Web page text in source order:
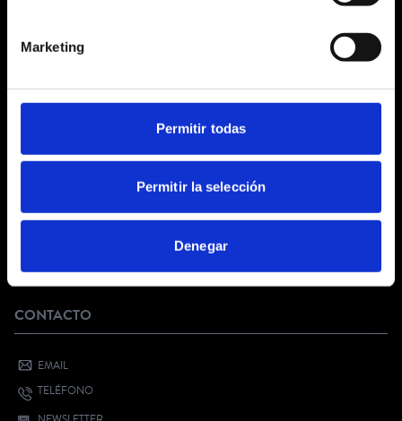
Marketing
Permitir todas
Permitir la selección
Denegar
CONDICIONES GENERALES
AVISO LEGAL
PRIVACIDAD EN RRSS
SERVICIO AL CLIENTE
FAQ
¿QUIERES VENDER CON NOSOTROS?
BONO CULTURAL JOVEN
CONTACTO
EMAIL
TELÉFONO